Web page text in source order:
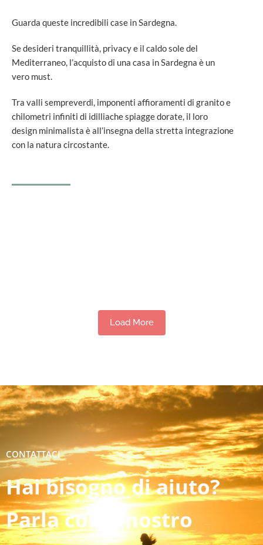
Guarda queste incredibili case in Sardegna.
Se desideri tranquillità, privacy e il caldo sole del
Mediterraneo, l’acquisto di una casa in Sardegna è un
vero must.
Tra valli sempreverdi, imponenti affioramenti di granito e
chilometri infiniti di idilliache spiagge dorate, il loro
design minimalista è all’insegna della stretta integrazione
con la natura circostante.
Load More
CONTATTACI
Hai bisogno di aiuto?
Parla con il nostro